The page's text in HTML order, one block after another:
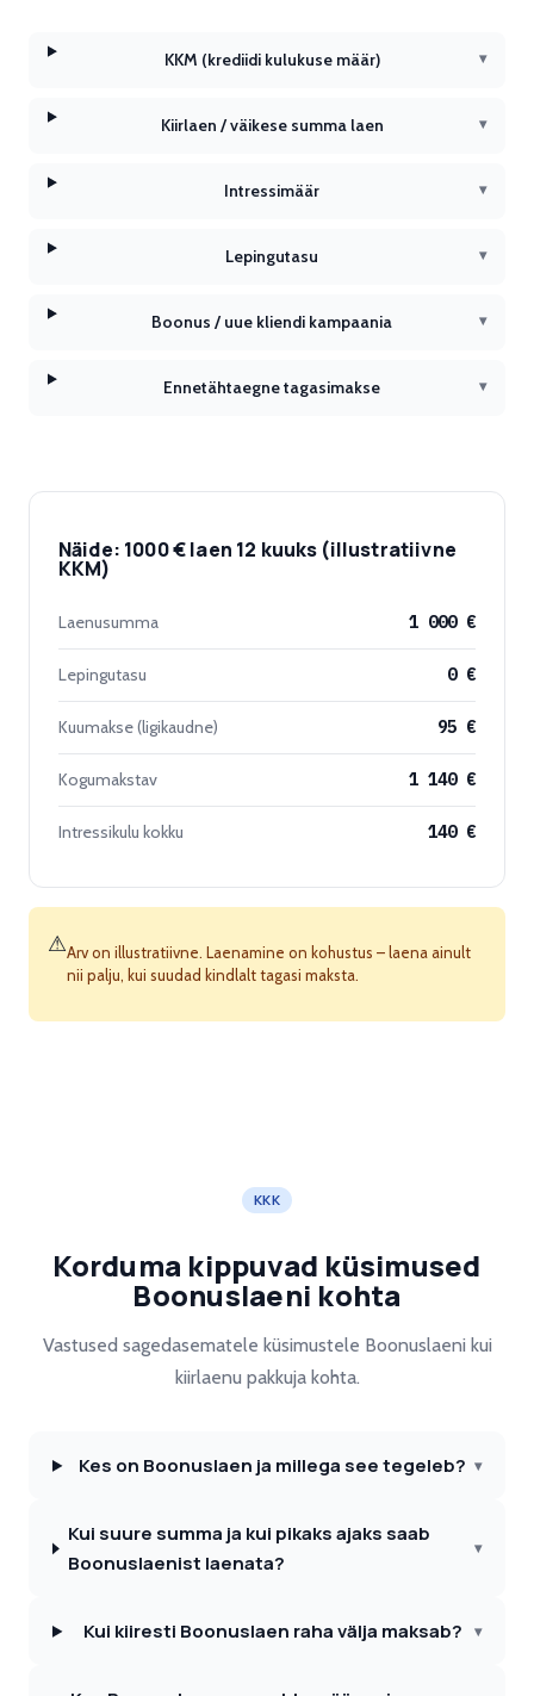
KKM (krediidi kulukuse määr) ▾
Kiirlaen / väikese summa laen ▾
Intressimäär ▾
Lepingutasu ▾
Boonus / uue kliendi kampaania ▾
Ennetähtaegne tagasimakse ▾
Näide: 1000 € laen 12 kuuks (illustratiivne
KKM)
Laenusumma 1 000 €
Lepingutasu 0 €
Kuumakse (ligikaudne) 95 €
Kogumakstav 1 140 €
Intressikulu kokku 140 €
⚠Arv on illustratiivne. Laenamine on kohustus – laena ainult
nii palju, kui suudad kindlalt tagasi maksta.
KKK
Korduma kippuvad küsimused
Boonuslaeni kohta
Vastused sagedasematele küsimustele Boonuslaeni kui
kiirlaenu pakkuja kohta.
Kes on Boonuslaen ja millega see tegeleb? ▾
Kui suure summa ja kui pikaks ajaks saab
Boonuslaenist laenata?
▾
Kui kiiresti Boonuslaen raha välja maksab? ▾